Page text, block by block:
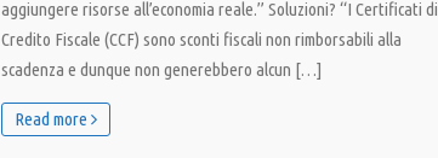
aggiungere risorse all’economia reale.” Soluzioni? “I Certificati di
Credito Fiscale (CCF) sono sconti fiscali non rimborsabili alla
scadenza e dunque non generebbero alcun […]
Read more